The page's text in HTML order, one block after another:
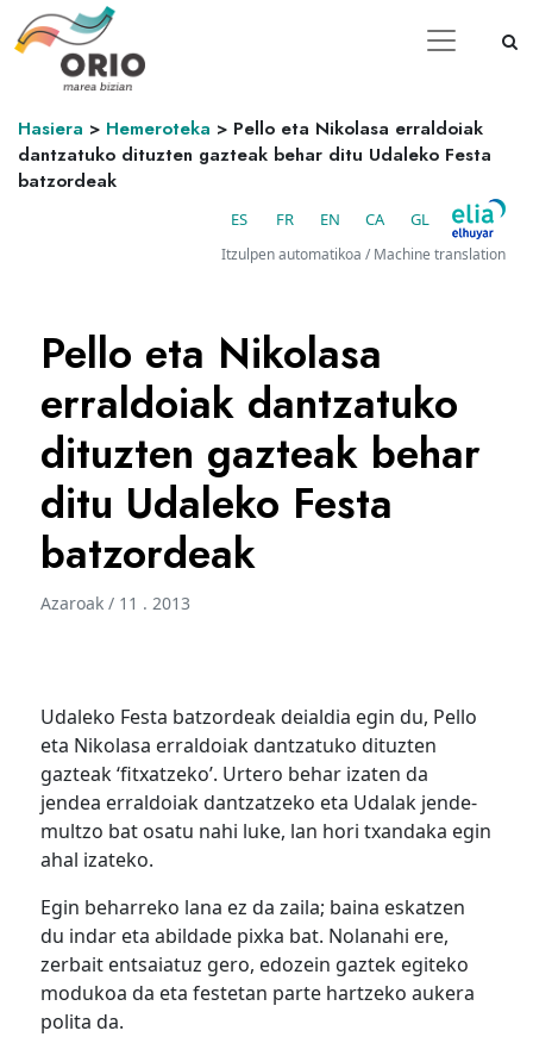
Hasiera > Hemeroteka > Pello eta Nikolasa erraldoiak
dantzatuko dituzten gazteak behar ditu Udaleko Festa
batzordeak
ES FR EN CA GL
Itzulpen automatikoa / Machine translation
Pello eta Nikolasa
erraldoiak dantzatuko
dituzten gazteak behar
ditu Udaleko Festa
batzordeak
Azaroak / 11 . 2013
Udaleko Festa batzordeak deialdia egin du, Pello
eta Nikolasa erraldoiak dantzatuko dituzten
gazteak ‘fitxatzeko’. Urtero behar izaten da
jendea erraldoiak dantzatzeko eta Udalak jende-
multzo bat osatu nahi luke, lan hori txandaka egin
ahal izateko.
Egin beharreko lana ez da zaila; baina eskatzen
du indar eta abildade pixka bat. Nolanahi ere,
zerbait entsaiatuz gero, edozein gaztek egiteko
modukoa da eta festetan parte hartzeko aukera
polita da.